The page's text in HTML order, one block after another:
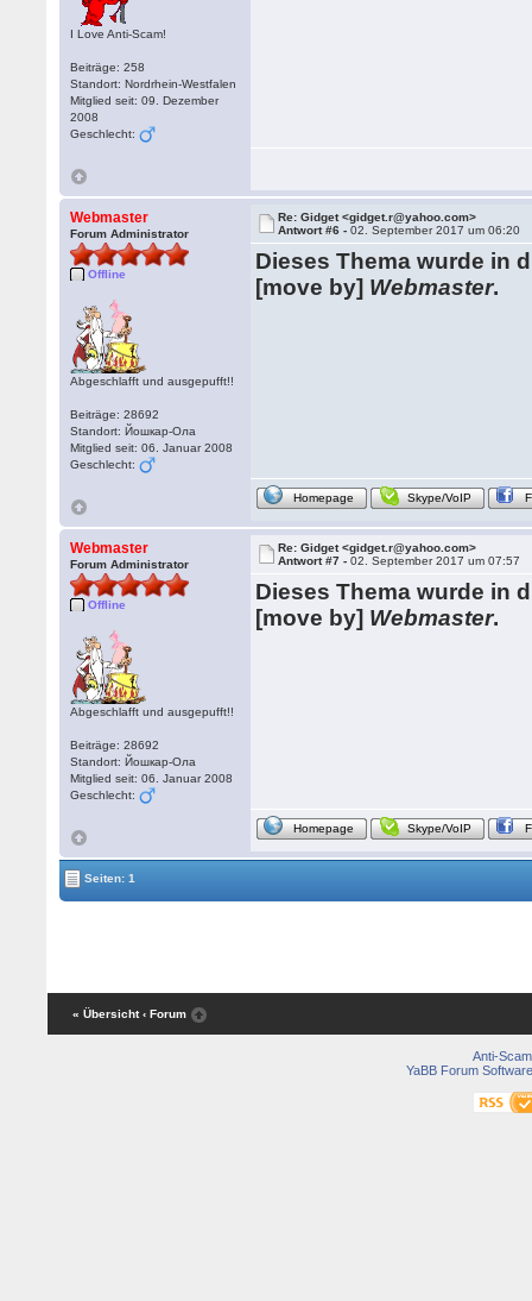
I Love Anti-Scam!
Beiträge: 258
Standort: Nordrhein-Westfalen
Mitglied seit: 09. Dezember
2008
Geschlecht:
Webmaster
Forum Administrator
Offline
Abgeschlafft und ausgepufft!!
Beiträge: 28692
Standort: Йошкар-Ола
Mitglied seit: 06. Januar 2008
Geschlecht:
Re: Gidget <gidget.r@yahoo.com>
Antwort #6 -02. September 2017 um 06:20
Dieses Thema wurde in
[move by] Webmaster.
Homepage Skype/VoIP
Webmaster
Forum Administrator
Offline
Abgeschlafft und ausgepufft!!
Beiträge: 28692
Standort: Йошкар-Ола
Mitglied seit: 06. Januar 2008
Geschlecht:
Re: Gidget <gidget.r@yahoo.com>
Antwort #7 -02. September 2017 um 07:57
Dieses Thema wurde in
[move by] Webmaster.
Homepage Skype/VoIP
Seiten: 1
« Übersicht ‹ Forum
Anti-Scam
YaBB Forum Software